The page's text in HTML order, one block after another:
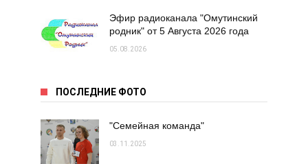
Эфир радиоканала "Омутинский
родник" от 5 Августа 2026 года
05.08.2026
ПОСЛЕДНИЕ ФОТО
"Семейная команда"
03.11.2025